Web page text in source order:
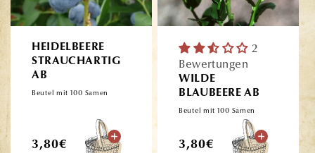
HEIDELBEERE
STRAUCHARTIG
AB
Beutel mit 100 Samen
Normaler
3,80€
2
Bewertungen
WILDE
BLAUBEERE AB
Beutel mit 100 Samen
Normaler
3,80€